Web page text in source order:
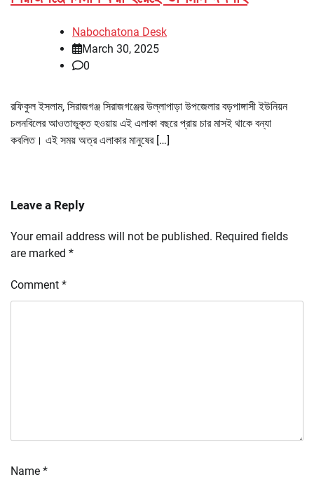
Nabochatona Desk
March 30, 2025
0
রফিকুল ইসলাম, সিরাজগঞ্জ সিরাজগঞ্জের উল্লাপাড়া উপজেলার বড়পাঙ্গাসী ইউনিয়ন
চলনবিলের আওতাভুক্ত হওয়ায় এই এলাকা বছরে প্রায় চার মাসই থাকে বন্যা
কবলিত। এই সময় অত্র এলাকার মানুষের […]
Leave a Reply
Your email address will not be published. Required fields
are marked *
Comment *
Name *